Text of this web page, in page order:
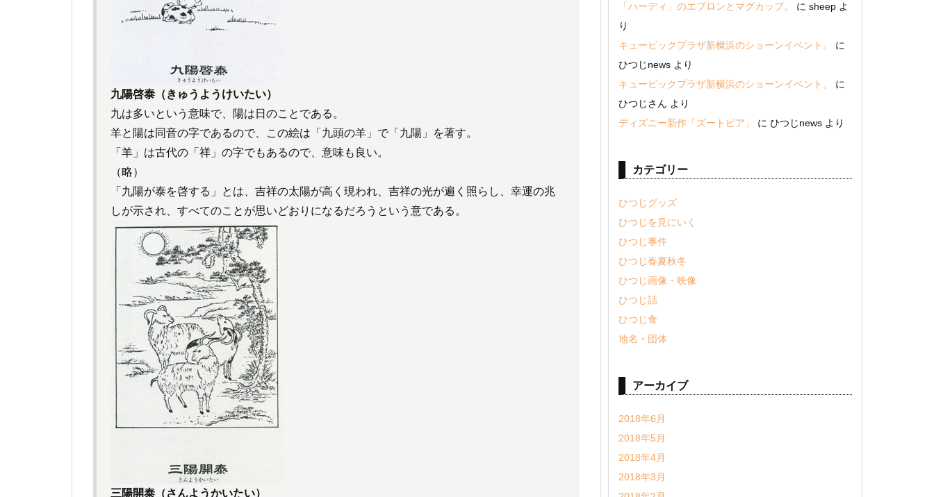
九陽啓泰（きゅうようけいたい）
九は多いという意味で、陽は日のことである。
羊と陽は同音の字であるので、この絵は「九頭の羊」で「九陽」を著す。
「羊」は古代の「祥」の字でもあるので、意味も良い。
（略）
「九陽が泰を啓する」とは、吉祥の太陽が高く現われ、吉祥の光が遍く照らし、幸運の兆
しが示され、すべてのことが思いどおりになるだろうという意である。
三陽開泰（さんようかいたい）
「ハーディ」のエプロンとマグカップ。
に sheep よ
り
キュービックプラザ新横浜のショーンイベント。
に
ひつじnews より
キュービックプラザ新横浜のショーンイベント。
に
ひつじさん より
ディズニー新作「ズートピア」
に ひつじnews より
カテゴリー
ひつじグッズ
ひつじを見にいく
ひつじ事件
ひつじ春夏秋冬
ひつじ画像・映像
ひつじ話
ひつじ食
地名・団体
アーカイブ
2018年6月
2018年5月
2018年4月
2018年3月